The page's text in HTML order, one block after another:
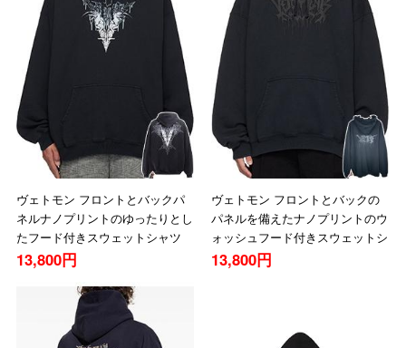
ヴェトモン フロントとバックパ
ネルナノプリントのゆったりとし
たフード付きスウェットシャツ
13,800円
ヴェトモン フロントとバックの
パネルを備えたナノプリントのウ
ォッシュフード付きスウェットシ
ャツ
13,800円